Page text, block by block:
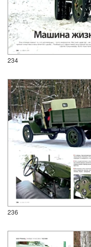
234
236